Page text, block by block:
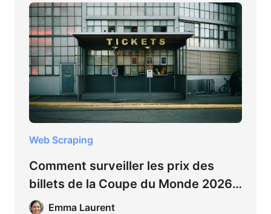
Web Scraping
Comment surveiller les prix des
billets de la Coupe du Monde 2026
avec Octoparse
Emma Laurent